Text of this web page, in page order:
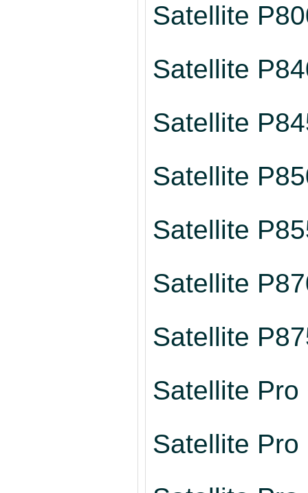
Satellite
Satellite
Satellite
Satellite
Satellite
Satellite
Satellite
Satellite
Satellite